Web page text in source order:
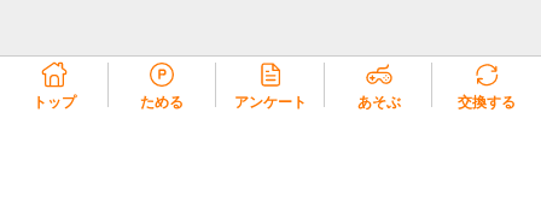
トップ ためる アンケート あそぶ 交換する